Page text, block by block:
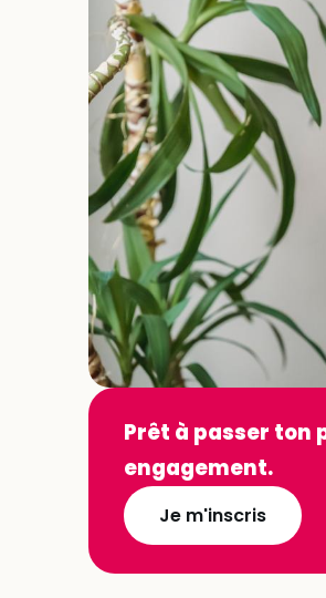
Prêt à passer ton
engagement.
Je m'inscris